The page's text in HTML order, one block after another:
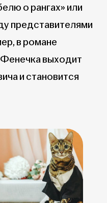
о рангах» или
представителями
в романе
выходит
и становится